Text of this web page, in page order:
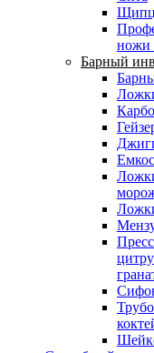
ножи
Барный